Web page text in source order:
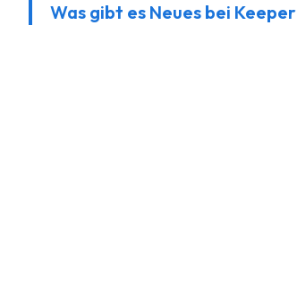
Was gibt es Neues bei Keeper